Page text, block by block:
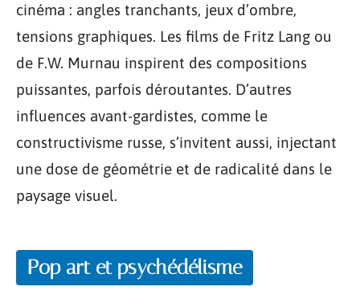
cinéma : angles tranchants, jeux d’ombre,
tensions graphiques. Les films de Fritz Lang ou
de F.W. Murnau inspirent des compositions
puissantes, parfois déroutantes. D’autres
influences avant-gardistes, comme le
constructivisme russe, s’invitent aussi, injectant
une dose de géométrie et de radicalité dans le
paysage visuel.
Pop art et psychédélisme